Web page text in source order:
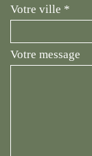
Votre ville *
Votre message